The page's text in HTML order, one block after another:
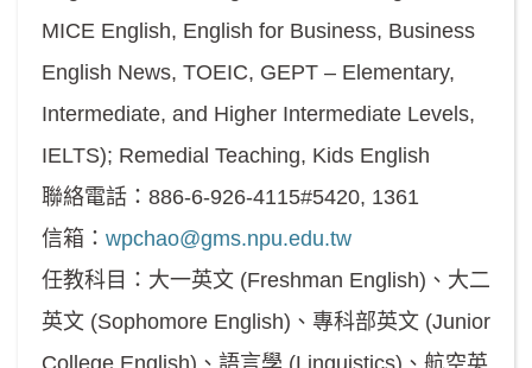
MICE English, English for Business, Business
English News, TOEIC, GEPT – Elementary,
Intermediate, and Higher Intermediate Levels,
IELTS); Remedial Teaching, Kids English
聯絡電話：886-6-926-4115#5420, 1361
信箱： wpchao@gms.npu.edu.tw
任教科目：大一英文 (Freshman English)、大二
英文 (Sophomore English)、專科部英文 (Junior